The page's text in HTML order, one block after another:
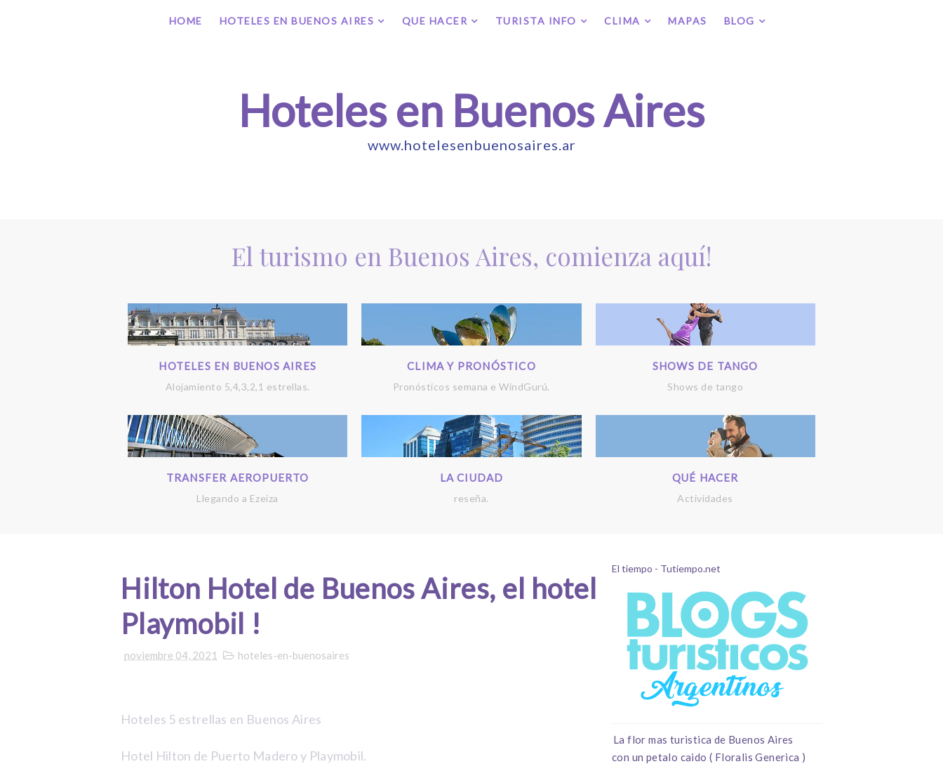
HOME HOTELES EN BUENOS AIRES QUE HACER TURISTA INFO CLIMA MAPAS BLOG
Hoteles en Buenos Aires
www.hotelesenbuenosaires.ar
El turismo en Buenos Aires, comienza aquí!
HOTELES EN BUENOS AIRES
Alojamiento 5,4,3,2,1 estrellas.
CLIMA Y PRONÓSTICO
Pronósticos semana e WindGurú.
SHOWS DE TANGO
Shows de tango
TRANSFER AEROPUERTO
Llegando a Ezeiza
LA CIUDAD
reseña.
QUÉ HACER
Actividades
Hilton Hotel de Buenos Aires, el hotel
Playmobil !
noviembre 04, 2021 hoteles-en-buenosaires
Hoteles 5 estrellas en Buenos Aires
Hotel Hilton de Puerto Madero y Playmobil.
El tiempo - Tutiempo.net
La flor mas turistica de Buenos Aires
con un petalo caido ( Floralis Generica )